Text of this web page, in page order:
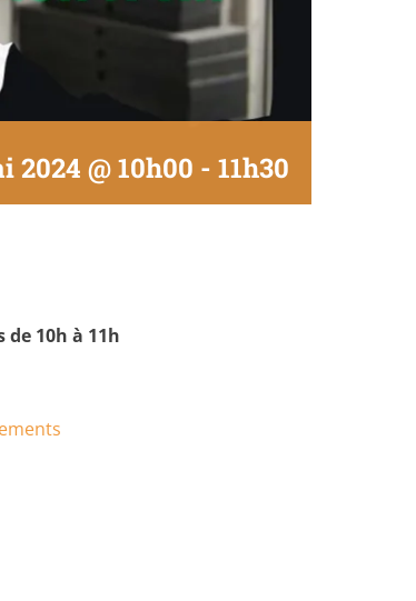
2024 @ 10h00 -11h30
de 10h à 11h